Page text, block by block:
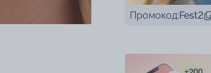
Промокод:Fest2